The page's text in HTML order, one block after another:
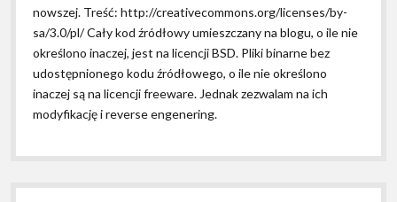
nowszej. Treść: http://creativecommons.org/licenses/by-
sa/3.0/pl/ Cały kod źródłowy umieszczany na blogu, o ile nie
określono inaczej, jest na licencji BSD. Pliki binarne bez
udostępnionego kodu źródłowego, o ile nie określono
inaczej są na licencji freeware. Jednak zezwalam na ich
modyfikację i reverse engenering.